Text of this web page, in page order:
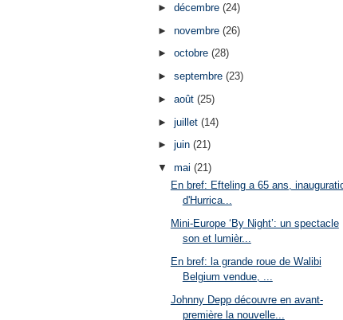
► décembre (24)
► novembre (26)
► octobre (28)
► septembre (23)
► août (25)
► juillet (14)
► juin (21)
▼ mai (21)
En bref: Efteling a 65 ans,
d'Hurrica...
Mini-Europe ‘By Night’: un spectacle
son et lumièr...
En bref: la grande roue de Walibi
Belgium vendue, ...
Johnny Depp découvre en avant-
première la nouvelle...